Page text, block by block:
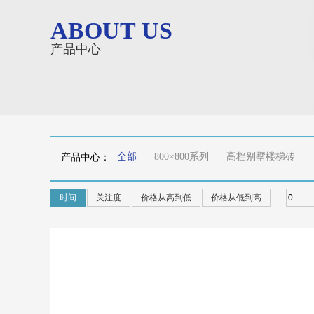
ABOUT US
产品中心
产品中心： 全部 800×800系列 高档别墅楼梯砖
时间 关注度 价格从高到低 价格从低到高